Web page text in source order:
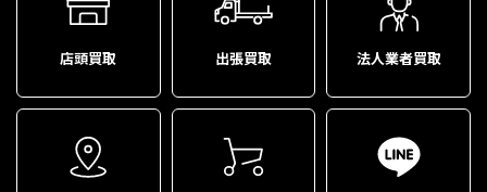
店頭買取 出張買取 法人業者買取